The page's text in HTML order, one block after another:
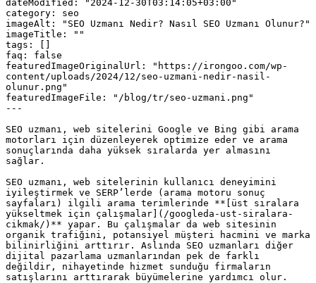
dateModified: "2024-12-30T03:14:05+03:00"
category: seo
imageAlt: "SEO Uzmanı Nedir? Nasıl SEO Uzmanı Olunur?"
imageTitle: ""
tags: []
faq: false
featuredImageOriginalUrl: "https://irongoo.com/wp-
content/uploads/2024/12/seo-uzmani-nedir-nasil-
olunur.png"
featuredImageFile: "/blog/tr/seo-uzmani.png"
---
SEO uzmanı, web sitelerini Google ve Bing gibi arama
motorları için düzenleyerek optimize eder ve arama
sonuçlarında daha yüksek sıralarda yer almasını
sağlar.
SEO uzmanı, web sitelerinin kullanıcı deneyimini
iyileştirmek ve SERP’lerde (arama motoru sonuç
sayfaları) ilgili arama terimlerinde **[üst sıralara
yükseltmek için çalışmalar](/googleda-ust-siralara-
cikmak/)** yapar. Bu çalışmalar da web sitesinin
organik trafiğini, potansiyel müşteri hacmini ve marka
bilinirliğini arttırır. Aslında SEO uzmanları diğer
dijital pazarlama uzmanlarından pek de farklı
değildir, nihayetinde hizmet sunduğu firmaların
satışlarını arttırarak büyümelerine yardımcı olur.